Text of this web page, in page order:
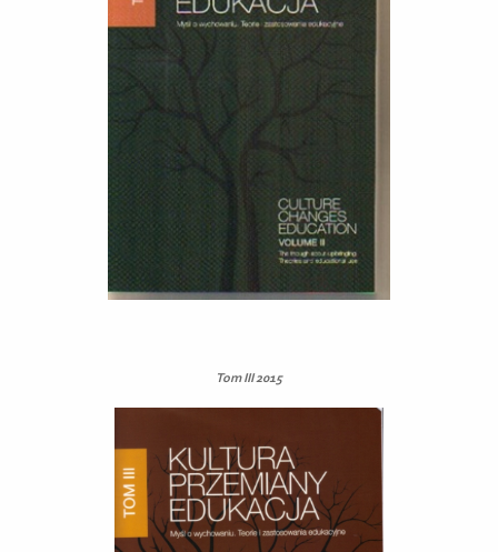
Tom III 2015